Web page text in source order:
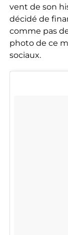
vent de son
décidé de
comme pas
photo de ce
sociaux.